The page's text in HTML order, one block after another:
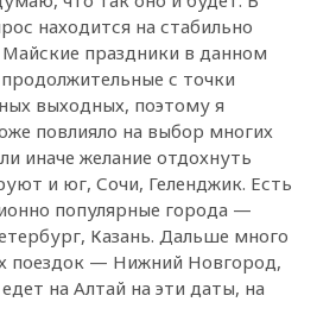
находится на стабильно
праздники в данном
с точки
выходных, поэтому я
повлияло на выбор многих
иначе желание отдохнуть
и юг, Сочи, Геленджик. Есть
популярные города —
Казань. Дальше много
поездок — Нижний Новгород,
на Алтай на эти даты, на